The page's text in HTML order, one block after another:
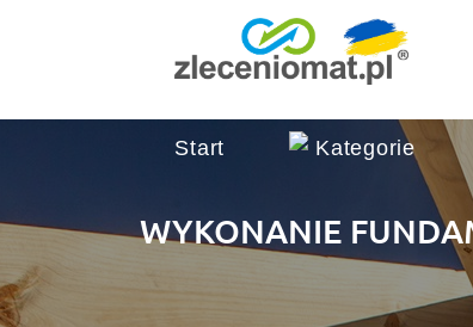
Start Kategorie
WYKONANIE